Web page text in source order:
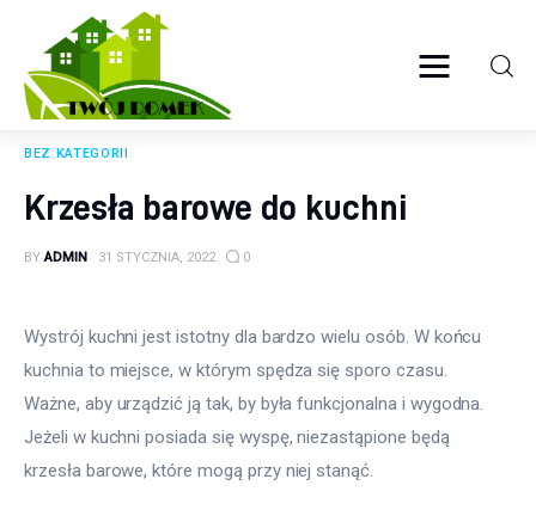
Twój domek
TWOJE ŻYCIE
Salon
Sypialnia
Budowa
BEZ KATEGORII
Krzesła barowe do kuchni
BY ADMIN 31 STYCZNIA, 2022 0
Wystrój kuchni jest istotny dla bardzo wielu osób. W końcu
kuchnia to miejsce, w którym spędza się sporo czasu.
Ważne, aby urządzić ją tak, by była funkcjonalna i wygodna.
Jeżeli w kuchni posiada się wyspę, niezastąpione będą
krzesła barowe, które mogą przy niej stanąć.